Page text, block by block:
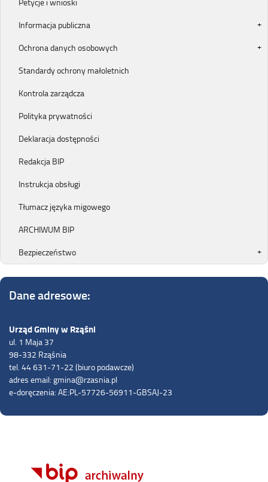
Informacja publiczna
Ochrona danych osobowych
Standardy ochrony małoletnich
Kontrola zarządcza
Polityka prywatności
Deklaracja dostępności
Redakcja BIP
Instrukcja obsługi
Tłumacz języka migowego
ARCHIWUM BIP
Bezpieczeństwo
Dane adresowe:
Urząd Gminy w Rząśni
ul. 1 Maja 37
98-332 Rząśnia
tel. 44 631-71-22 (biuro podawcze)
adres email: gmina@rzasnia.pl
e-doręczenia: AE:PL-57726-56911-GBSAJ-23